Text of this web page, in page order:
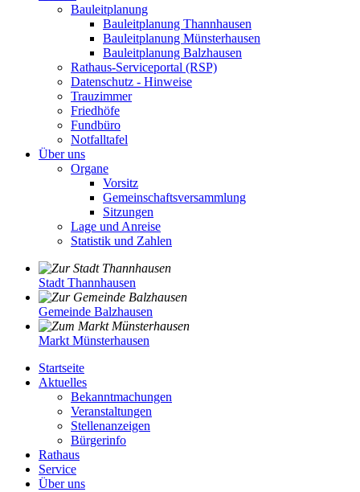
Bauleitplanung
Bauleitplanung Thannhausen
Bauleitplanung Münsterhausen
Bauleitplanung Balzhausen
Rathaus-Serviceportal (RSP)
Datenschutz - Hinweise
Trauzimmer
Friedhöfe
Fundbüro
Notfalltafel
Über uns
Organe
Vorsitz
Gemeinschaftsversammlung
Sitzungen
Lage und Anreise
Statistik und Zahlen
Stadt Thannhausen
Gemeinde Balzhausen
Markt Münsterhausen
Startseite
Aktuelles
Bekanntmachungen
Veranstaltungen
Stellenanzeigen
Bürgerinfo
Rathaus
Service
Über uns